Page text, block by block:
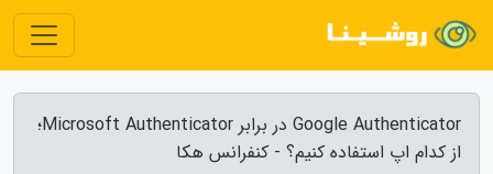
Google Authenticator در برابر Microsoft Authenticator؛
از کدام اپ استفاده کنیم؟ - کنفرانس هکا